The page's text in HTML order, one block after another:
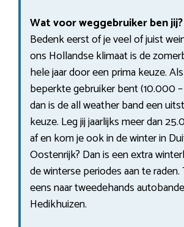
Wat voor weggebruiker ben jij?
Bedenk eerst of je veel of juist
ons Hollandse klimaat is de
hele jaar door een prima keuze.
beperkte gebruiker bent (10.000
dan is de all weather band een
keuze. Leg jij jaarlijks meer dan
af en kom je ook in de winter in
Oostenrijk? Dan is een extra
de winterse periodes aan te
eens naar tweedehands
Hedikhuizen.